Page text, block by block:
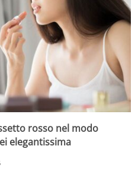
rosso nel modo
elegantissima